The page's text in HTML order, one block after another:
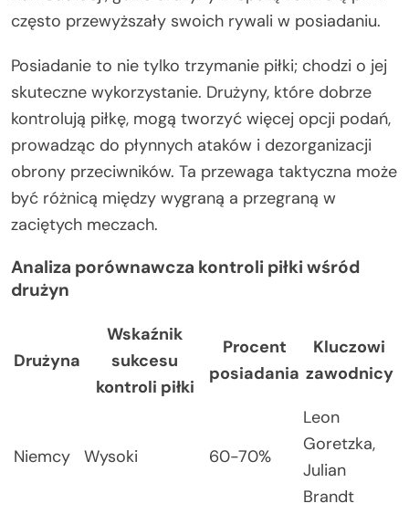
często przewyższały swoich rywali w posiadaniu.
Posiadanie to nie tylko trzymanie piłki; chodzi o jej
skuteczne wykorzystanie. Drużyny, które dobrze
kontrolują piłkę, mogą tworzyć więcej opcji podań,
prowadząc do płynnych ataków i dezorganizacji
obrony przeciwników. Ta przewaga taktyczna może
być różnicą między wygraną a przegraną w
zaciętych meczach.
Analiza porównawcza kontroli piłki wśród
drużyn
Drużyna
Wskaźnik
sukcesu
kontroli piłki
Procent
posiadania
Kluczowi
zawodnicy
Niemcy Wysoki 60-70%
Leon
Goretzka,
Julian
Brandt